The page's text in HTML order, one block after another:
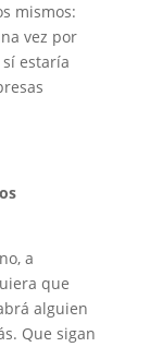
mismos:
vez por
estaría
a
que
alguien
Que sigan